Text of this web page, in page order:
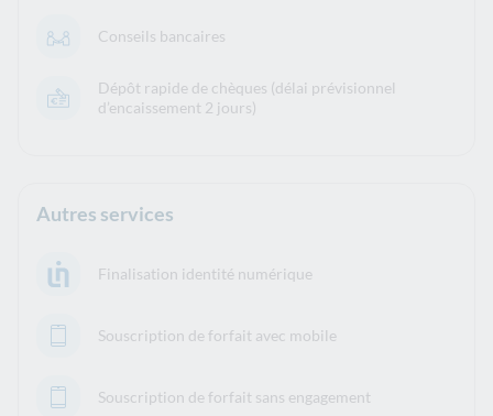
Conseils bancaires
Dépôt rapide de chèques (délai prévisionnel
d’encaissement 2 jours)
Autres services
Finalisation identité numérique
Souscription de forfait avec mobile
Souscription de forfait sans engagement